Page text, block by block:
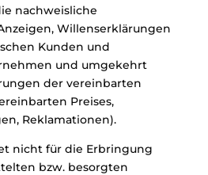
nachweisliche
Willenserklärungen
Kunden und
und umgekehrt
der vereinbarten
Preises,
Reklamationen).
nicht für die Erbringung
bzw. besorgten